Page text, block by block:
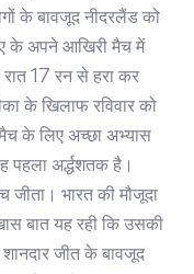
के बावजूद नीदरलैंड को
के अपने आखिरी मैच में
रात 17 रन से हरा कर
के खिलाफ रविवार को
के लिए अच्छा अभ्यास
पहला अर्द्धशतक है।
जीता। भारत की मौजूदा
बात यह रही कि उसकी
जीत के बावजूद